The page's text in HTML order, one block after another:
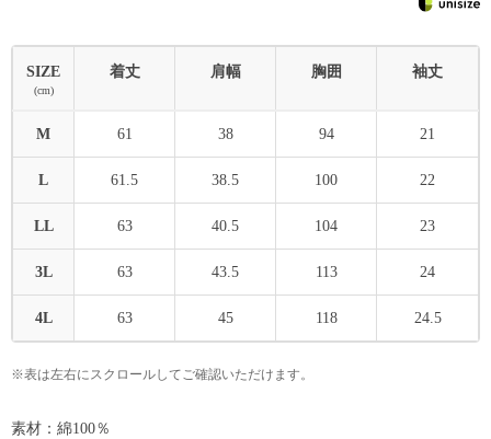
SIZE
(cm)
着丈 肩幅 胸囲 袖丈
M 61 38 94 21
L 61.5 38.5 100 22
LL 63 40.5 104 23
3L 63 43.5 113 24
4L 63 45 118 24.5
※表は左右にスクロールしてご確認いただけます。
素材：綿100％